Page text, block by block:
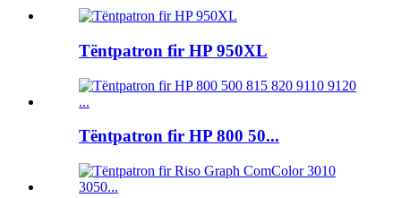
Tëntpatron fir HP 950XL
Tëntpatron fir HP 800 50...